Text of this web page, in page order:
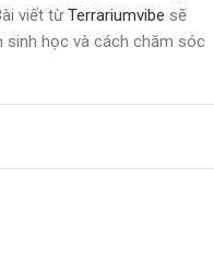
viết từTerrariumvibe sẽ
học và cách chăm sóc